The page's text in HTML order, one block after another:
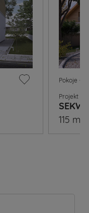
Pokoje 4
Projekt
115 m